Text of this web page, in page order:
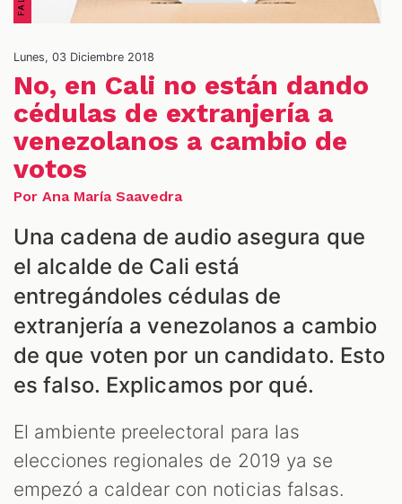
Lunes, 03 Diciembre 2018
No, en Cali no están dando
cédulas de extranjería a
venezolanos a cambio de
votos
Por Ana María Saavedra
Una cadena de audio asegura que
el alcalde de Cali está
entregándoles cédulas de
extranjería a venezolanos a cambio
de que voten por un candidato. Esto
es falso. Explicamos por qué.
El ambiente preelectoral para las
elecciones regionales de 2019 ya se
empezó a caldear con noticias falsas.